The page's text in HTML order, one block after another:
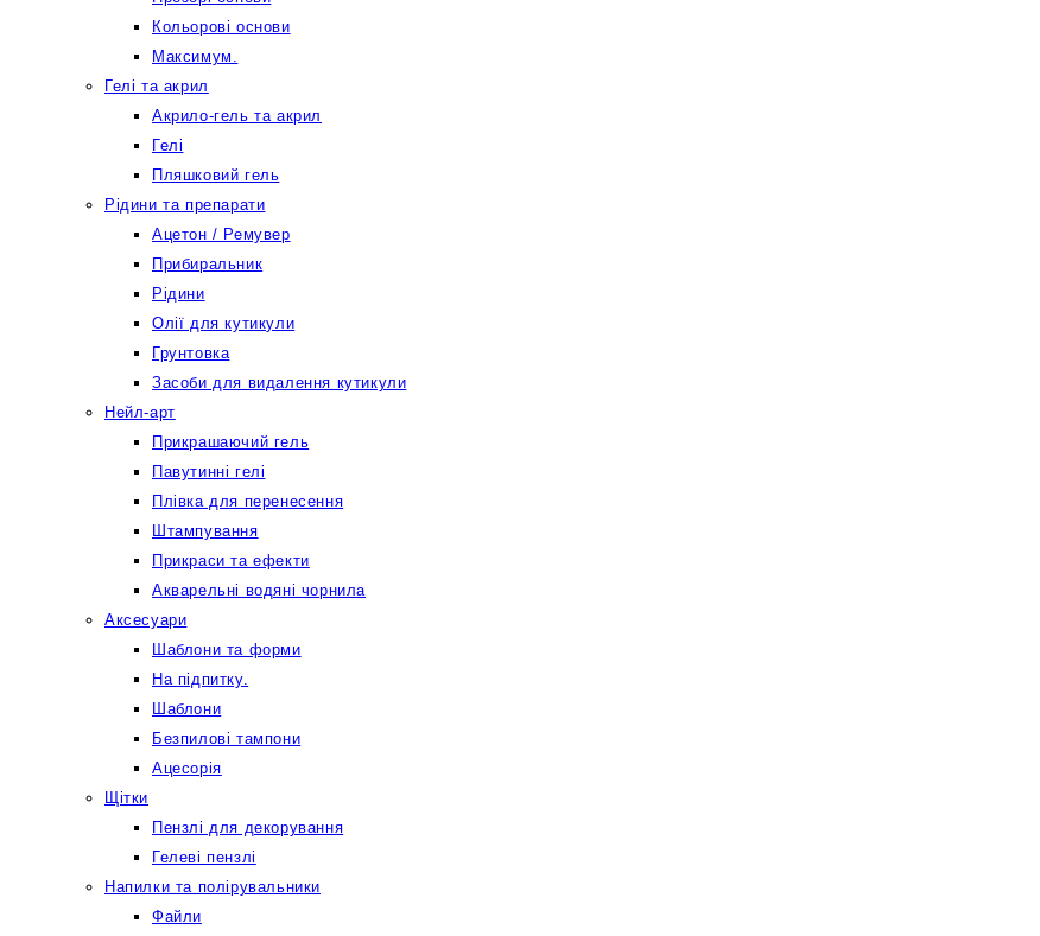
Кольорові основи
Максимум.
Гелі та акрил
Акрило-гель та акрил
Гелі
Пляшковий гель
Рідини та препарати
Ацетон / Ремувер
Прибиральник
Рідини
Олії для кутикули
Грунтовка
Засоби для видалення кутикули
Нейл-арт
Прикрашаючий гель
Павутинні гелі
Плівка для перенесення
Штампування
Прикраси та ефекти
Акварельні водяні чорнила
Аксесуари
Шаблони та форми
На підпитку.
Шаблони
Безпилові тампони
Ацесорія
Щітки
Пензлі для декорування
Гелеві пензлі
Напилки та полірувальники
Файли